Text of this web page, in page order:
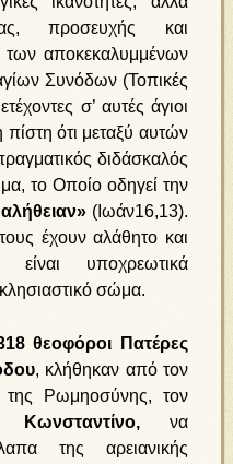
προσευχής και
αποκεκαλυμμένων
Συνόδων (Τοπικές
σ’ αυτές άγιοι
πίστη ότι μεταξύ αυτών
διδάσκαλός
το Οποίο οδηγεί την
(Ιωάν16,13).
έχουν αλάθητο και
υποχρεωτικά
σώμα.
θεοφόροι Πατέρες
, κλήθηκαν από τον
της Ρωμηοσύνης, τον
Κωνσταντίνο, να
της αρειανικής